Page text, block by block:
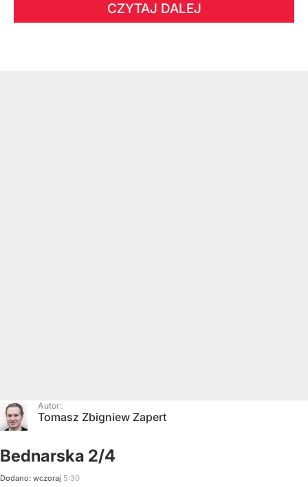
CZYTAJ DALEJ
Autor:
Tomasz Zbigniew Zapert
Bednarska 2/4
Dodano: wczoraj 5:30